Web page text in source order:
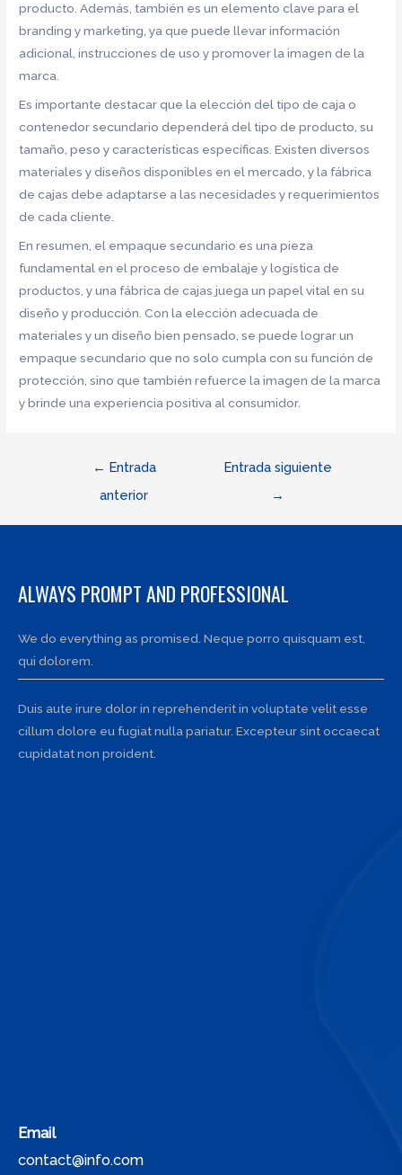
producto. Además, también es un elemento clave para el
branding y marketing, ya que puede llevar información
adicional, instrucciones de uso y promover la imagen de la
marca.
Es importante destacar que la elección del tipo de caja o
contenedor secundario dependerá del tipo de producto, su
tamaño, peso y características específicas. Existen diversos
materiales y diseños disponibles en el mercado, y la fábrica
de cajas debe adaptarse a las necesidades y requerimientos
de cada cliente.
En resumen, el empaque secundario es una pieza
fundamental en el proceso de embalaje y logística de
productos, y una fábrica de cajas juega un papel vital en su
diseño y producción. Con la elección adecuada de
materiales y un diseño bien pensado, se puede lograr un
empaque secundario que no solo cumpla con su función de
protección, sino que también refuerce la imagen de la marca
y brinde una experiencia positiva al consumidor.
Navegación
← Entrada
anterior
Entrada siguiente
→
ALWAYS PROMPT AND PROFESSIONAL
We do everything as promised. Neque porro quisquam est,
qui dolorem.
Duis aute irure dolor in reprehenderit in voluptate velit esse
cillum dolore eu fugiat nulla pariatur. Excepteur sint occaecat
cupidatat non proident.
Email
contact@info.com